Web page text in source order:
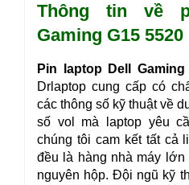
Thông tin về
Gaming G15 5520
Pin laptop Dell
Drlaptop cung cấp có
các thông số kỹ thuật về
số vol mà laptop yêu
chúng tôi cam kết tất cả
đều là hàng nhà máy lớn
nguyên hộp. Đội ngũ kỹ